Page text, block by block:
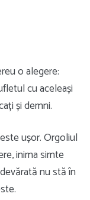
o alegere:
cu aceleași
și demni.
ușor. Orgoliul
inima simte
nu stă în